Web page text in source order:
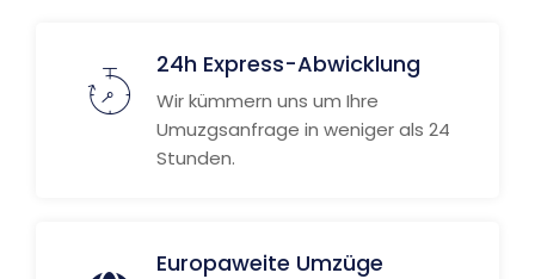
24h Express-Abwicklung
Wir kümmern uns um Ihre
Umuzgsanfrage in weniger als 24
Stunden.
Europaweite Umzüge